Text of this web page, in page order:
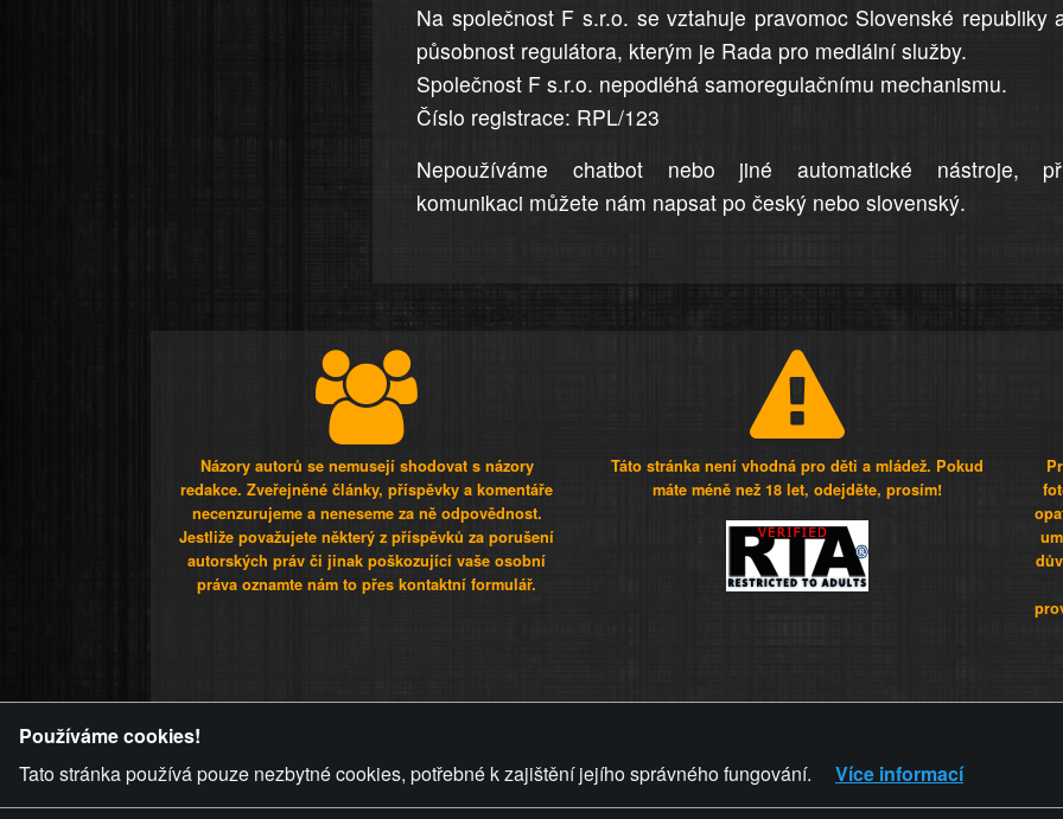
Na společnost F s.r.o. se vztahuje pravomoc Slovenské republiky
působnost regulátora, kterým je Rada pro mediální služby.
Společnost F s.r.o. nepodléhá samoregulačnímu mechanismu.
Číslo registrace: RPL/123
Nepoužíváme chatbot nebo jiné automatické nástroje,
komunikaci můžete nám napsat po český nebo slovenský.
Názory autorů se nemusejí shodovat s názory
redakce. Zveřejněné články, příspěvky a komentáře
necenzurujeme a neneseme za ně odpovědnost.
Jestliže považujete některý z příspěvků za porušení
autorských práv či jinak poškozující vaše osobní
práva oznamte nám to přes kontaktní formulář.
Táto stránka není vhodná pro děti a mládež. Pokud
máte méně než 18 let, odejděte, prosím!
ZVRÁCENÝ.CZ PRAVIDLA A
Používáme cookies!
Tato stránka používá pouze nezbytné cookies, potřebné k zajištění jejího správného fungování.
Více informací